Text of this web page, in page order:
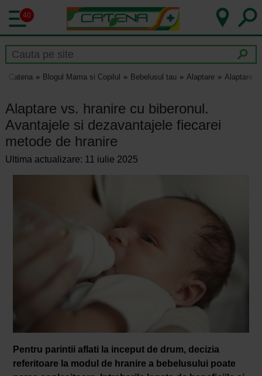
40
Catena Blogul Mama si Copilul Bebelusul tau Alaptare Alaptare
Alaptare vs. hranire cu biberonul.
Avantajele si dezavantajele fiecarei
metode de hranire
Ultima actualizare: 11 iulie 2025
Pentru parintii aflati la inceput de drum, decizia
referitoare la modul de hranire a bebelusului poate